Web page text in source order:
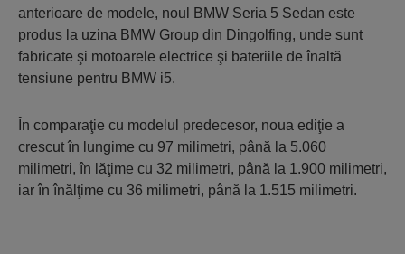
anterioare de modele, noul BMW Seria 5 Sedan este
produs la uzina BMW Group din Dingolfing, unde sunt
fabricate şi motoarele electrice şi bateriile de înaltă
tensiune pentru BMW i5.
În comparaţie cu modelul predecesor, noua ediţie a
crescut în lungime cu 97 milimetri, până la 5.060
milimetri, în lăţime cu 32 milimetri, până la 1.900 milimetri,
iar în înălţime cu 36 milimetri, până la 1.515 milimetri.